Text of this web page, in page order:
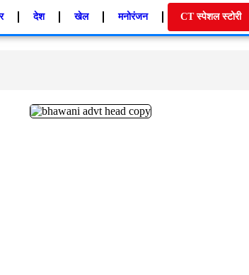
देश खेल मनोरंजन CT स्पेशल स्टोरी